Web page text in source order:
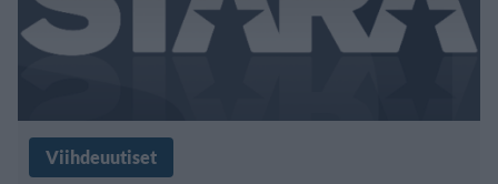
Viihdeuutiset